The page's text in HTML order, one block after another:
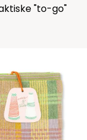
"to-go"